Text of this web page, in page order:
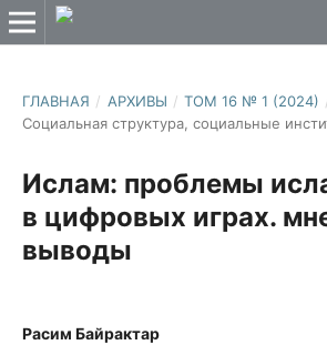
ГЛАВНАЯ / АРХИВЫ / ТОМ 16 № 1 (2024)
Социальная структура, социальные
Ислам: проблемы
в цифровых играх.
выводы
Расим Байрактар